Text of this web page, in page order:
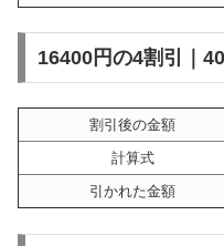
16400円の4割引｜
割引後の金額
計算式
引かれた金額